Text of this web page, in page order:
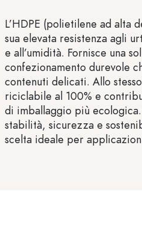
L’HDPE (polietilene ad alta
sua elevata resistenza agli
e all’umidità. Fornisce una
confezionamento durevole
contenuti delicati. Allo
riciclabile al 100% e
di imballaggio più
stabilità, sicurezza e
scelta ideale per